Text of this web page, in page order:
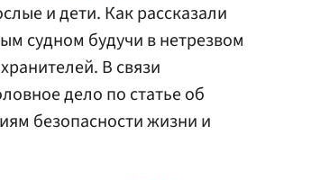
и дети. Как рассказали
судном будучи в нетрезвом
В связи
дело по статье об
безопасности жизни и